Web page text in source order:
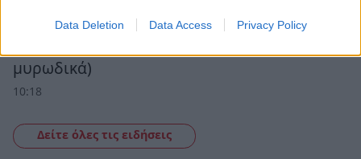
Data Deletion Data Access Privacy Policy
μυρωδικά)
10:18
Δείτε όλες τις ειδήσεις